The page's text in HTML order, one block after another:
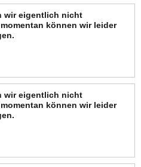
wir eigentlich nicht
können wir leider
wir eigentlich nicht
können wir leider